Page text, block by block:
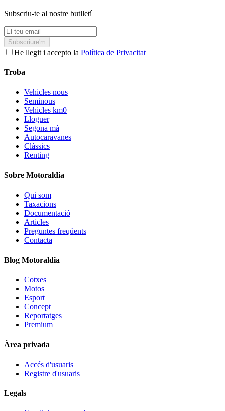
Subscriu-te al nostre butlletí
Subscriure'm
He llegit i accepto la Política de Privacitat
Troba
Vehicles nous
Seminous
Vehicles km0
Lloguer
Segona mà
Autocaravanes
Clàssics
Renting
Sobre Motoraldia
Qui som
Taxacions
Documentació
Articles
Preguntes freqüents
Contacta
Blog Motoraldia
Cotxes
Motos
Esport
Concept
Reportatges
Premium
Àrea privada
Accés d'usuaris
Registre d'usuaris
Legals